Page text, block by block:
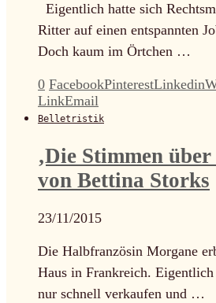
Eigentlich hatte sich
Ritter auf einen entspannten
Doch kaum im Örtchen …
0 FacebookPinterestLinkedin
LinkEmail
Belletristik
‚Die Stimmen über
von Bettina Storks
23/11/2015
Die Halbfranzösin Morgane
Haus in Frankreich.
nur schnell verkaufen und …